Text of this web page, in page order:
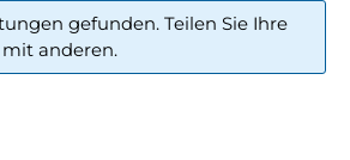
gefunden. Teilen Sie Ihre
anderen.